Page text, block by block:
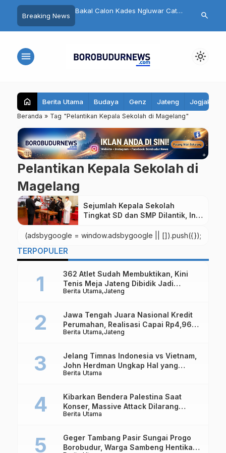
Breaking News
Toleransi di Kota
Bakal Calon Kades Ngluwar Catur
Memuliakan Warga, Bukan
Pengurus
Target 7
search
menu light_mode
home Berita Utama Budaya Genz Jateng Jogjakarta
Beranda » Tag "Pelantikan Kepala Sekolah di Magelang"
Pelantikan Kepala Sekolah di
Magelang
Sejumlah Kepala Sekolah
Tingkat SD dan SMP Dilantik, Ini
(adsbygoogle = window.adsbygoogle || []).push({});
TERPOPULER
Berita Utama Jateng
362 Atlet Sudah Membuktikan, Kini
Tenis Meja Jateng Dibidik Jadi
Kekuatan Nasional
Berita Utama Jateng
Jawa Tengah Juara Nasional Kredit
Perumahan, Realisasi Capai Rp4,96
Triliun
Berita Utama
Jelang Timnas Indonesia vs Vietnam,
John Herdman Ungkap Hal yang
Dipertaruhkan
Berita Utama
Kibarkan Bendera Palestina Saat
Konser, Massive Attack Dilarang
Masuk Singapura Lagi
Geger Tambang Pasir Sungai Progo
Borobudur, Warga Sambeng Hentikan